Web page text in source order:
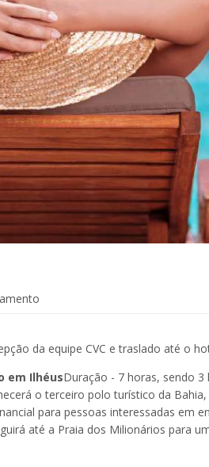
da equipe CVC e traslado até o
em IlhéusDuração - 7 horas, sendo 3
o terceiro polo turístico da
para pessoas interessadas em
até a Praia dos Milionários para